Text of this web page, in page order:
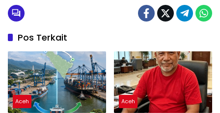
Pos Terkait
Aceh Aceh